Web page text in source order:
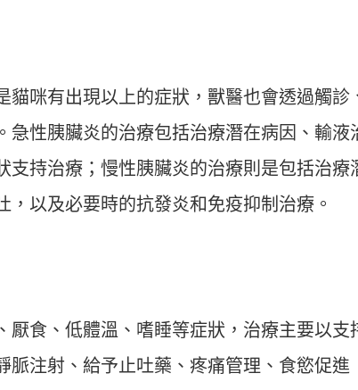
咪有出現以上的症狀，獸醫也會透過觸診
急性胰臟炎的治療包括治療潛在病因、輸液
支持治療；慢性胰臟炎的治療則是包括治療
以及必要時的抗發炎和免疫抑制治療。
厭食、低體溫、嗜睡等症狀，治療主要以支
脈注射、給予止吐藥、疼痛管理、食慾促進